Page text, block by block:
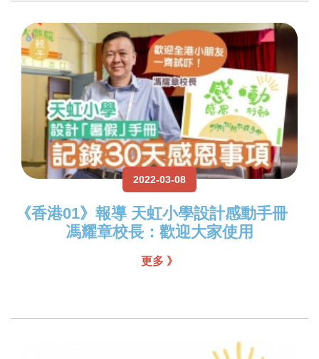
2022-03-08
《香港01》報導 天虹小學設計感動手冊
馮耀章校長：歡迎大家使用
更多 》